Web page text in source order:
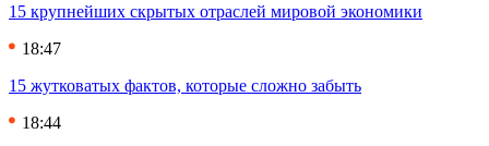
15 крупнейших скрытых отраслей мировой экономики
18:47
15 жутковатых фактов, которые сложно забыть
18:44